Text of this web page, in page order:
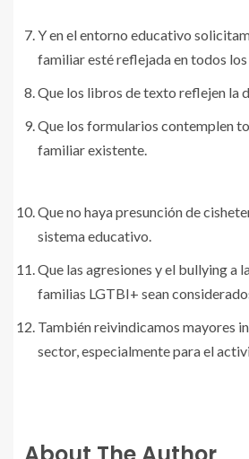
Y en el entorno educativo
familiar esté reflejada en todos
Que los libros de texto reflejen la
Que los formularios contemplen
familiar existente.
Que no haya presunción de
sistema educativo.
Que las agresiones y el bullying a
familias LGTBI+ sean
También reivindicamos mayores
sector, especialmente para el